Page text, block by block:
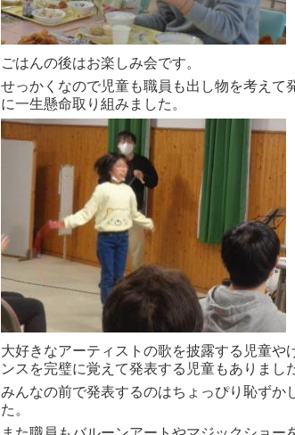
ごはんの後はお楽しみ会です。
せっかくなので児童も職員も出し物を考えて
に一生懸命取り組みました。
大好きなアーティストの歌を披露する児童や
ンスを完璧に覚えて発表する児童もありまし
みんなの前で発表するのはちょっぴり恥ずか
た。